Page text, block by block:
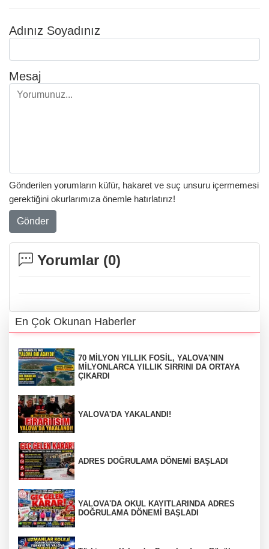
Adınız Soyadınız
Mesaj
Gönderilen yorumların küfür, hakaret ve suç unsuru içermemesi
gerektiğini okurlarımıza önemle hatırlatırız!
Gönder
Yorumlar (0)
En Çok Okunan Haberler
70 MİLYON YILLIK FOSİL, YALOVA'NIN
MİLYONLARCA YILLIK SIRRINI DA ORTAYA
ÇIKARDI
YALOVA'DA YAKALANDI!
ADRES DOĞRULAMA DÖNEMİ BAŞLADI
YALOVA'DA OKUL KAYITLARINDA ADRES
DOĞRULAMA DÖNEMİ BAŞLADI